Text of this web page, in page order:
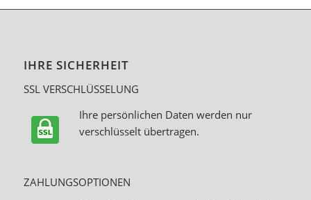
IHRE SICHERHEIT
SSL VERSCHLÜSSELUNG
Ihre persönlichen Daten werden nur
verschlüsselt übertragen.
ZAHLUNGSOPTIONEN